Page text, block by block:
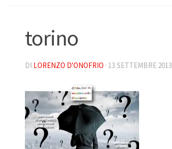
torino
DI LORENZO D'ONOFRIO · 13 SETTEMBRE 2013